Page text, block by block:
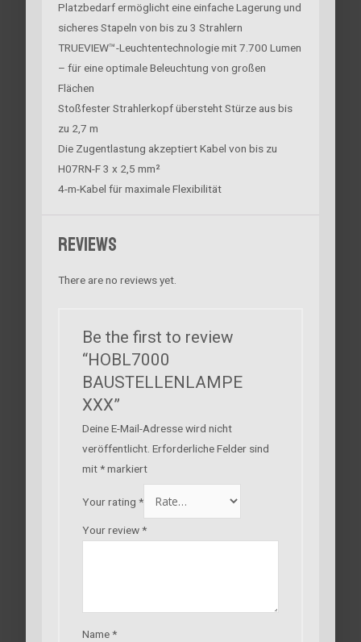
Platzbedarf ermöglicht eine einfache Lagerung und
sicheres Stapeln von bis zu 3 Strahlern
TRUEVIEW™-Leuchtentechnologie mit 7.700 Lumen
– für eine optimale Beleuchtung von großen
Flächen
Stoßfester Strahlerkopf übersteht Stürze aus bis
zu 2,7 m
Die Zugentlastung akzeptiert Kabel von bis zu
H07RN-F 3 x 2,5 mm²
4-m-Kabel für maximale Flexibilität
Reviews
There are no reviews yet.
Be the first to review
“HOBL7000
BAUSTELLENLAMPE
XXX”
Deine E-Mail-Adresse wird nicht
veröffentlicht. Erforderliche Felder sind
mit*markiert
Your rating *
Your review*
Name*